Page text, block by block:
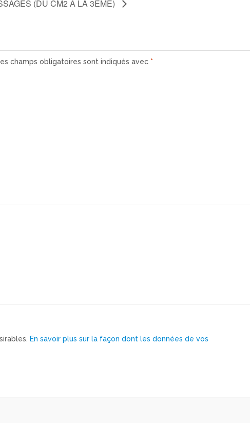
(DU CM2 À LA 3ÈME)
champs obligatoires sont indiqués avec*
En savoir plus sur la façon dont les données de vos